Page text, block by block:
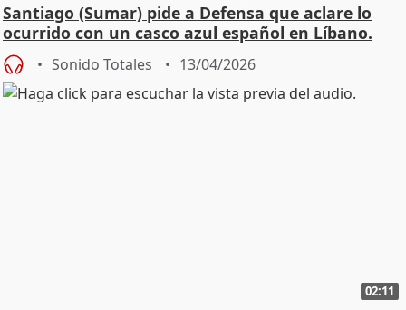
Santiago (Sumar) pide a Defensa que aclare lo
ocurrido con un casco azul español en Líbano.
Sonido Totales 13/04/2026
02:11